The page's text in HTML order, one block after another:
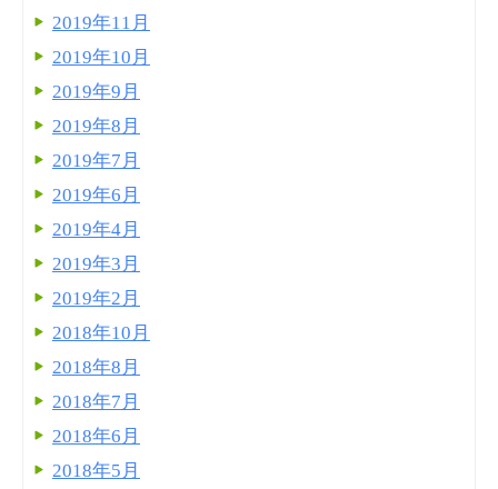
2019年11月
2019年10月
2019年9月
2019年8月
2019年7月
2019年6月
2019年4月
2019年3月
2019年2月
2018年10月
2018年8月
2018年7月
2018年6月
2018年5月